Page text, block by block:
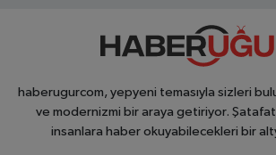
haberugurcom, yepyeni temasıyla sizleri
ve modernizmi bir araya getiriyor.
insanlara haber okuyabilecekleri bir